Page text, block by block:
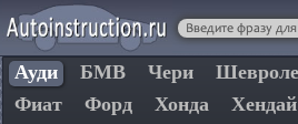
Ауди БМВ Чери Шевроле
Фиат
Форд Хонда Хендай